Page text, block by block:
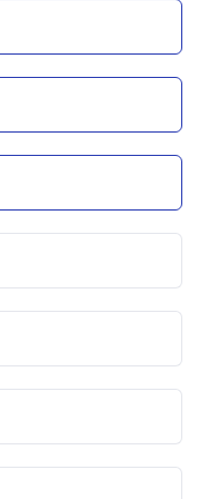
plus de 2000
en place un système
usées. Les
sont également
réseau collectif.